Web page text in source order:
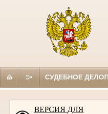
СУДЕБНОЕ
ВЕРСИЯ ДЛЯ